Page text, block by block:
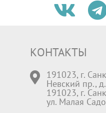
КОНТАКТЫ
191023, г.
Невский пр.,
191023, г.
ул. Малая